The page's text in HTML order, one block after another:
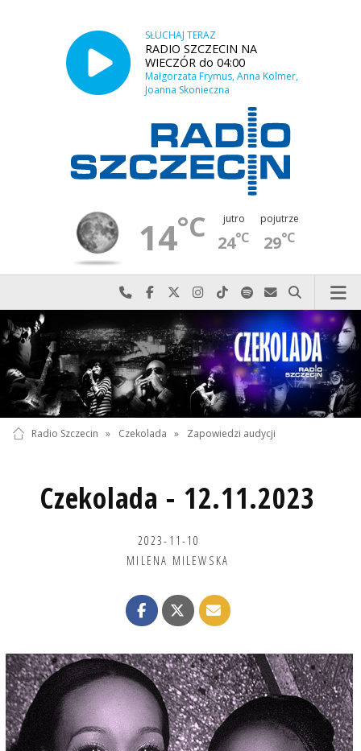
SŁUCHAJ TERAZ
RADIO SZCZECIN NA
WIECZÓR do 04:00
Małgorzata Frymus, Anna Kolmer,
Joanna Skonieczna
14°C jutro
24°C
pojutrze
29°C
Najlepiej po prostu do nas zadzwoń
Odwiedź nas na Facebook-u
Odwiedź nas na X
Odwiedź nas na Instagram-ie
Odwiedź nas na TikTok-u
Szukaj nas na Spotify
Wyślij do nas
Szukaj
Radio Szczecin » Czekolada » Zapowiedzi audycji
Czekolada - 12.11.2023
2023-11-10
MILENA MILEWSKA